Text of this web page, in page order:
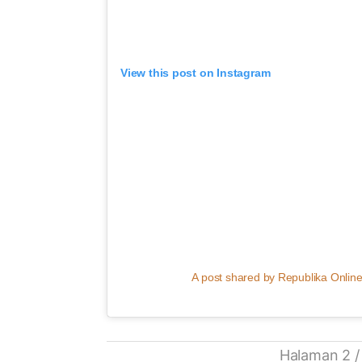
View this post on Instagram
A post shared by Republika
Halaman 2 /